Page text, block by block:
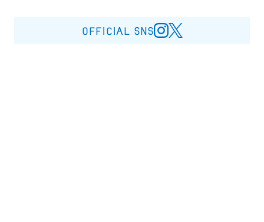
OFFICIAL SNS